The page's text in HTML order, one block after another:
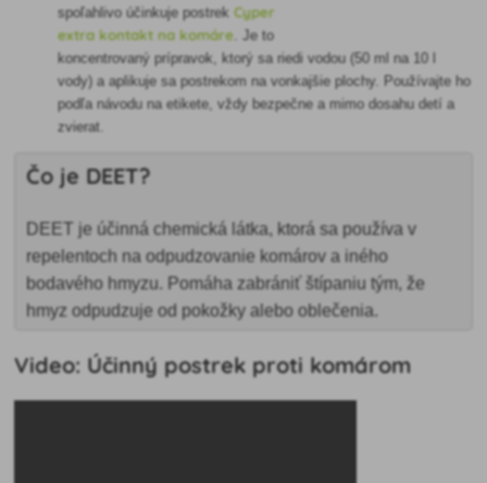
spoľahlivo účinkuje postrekCyper
extra kontakt na komáre . Je to
koncentrovaný prípravok, ktorý sa riedi vodou (50 ml na 10 l
vody) a aplikuje sa postrekom na vonkajšie plochy. Používajte ho
podľa návodu na etikete, vždy bezpečne a mimo dosahu detí a
zvierat.
Čo je DEET?
DEET je účinná chemická látka, ktorá sa používa v
repelentoch na odpudzovanie komárov a iného
bodavého hmyzu. Pomáha zabrániť štípaniu tým, že
hmyz odpudzuje od pokožky alebo oblečenia.
Video: Účinný postrek proti komárom